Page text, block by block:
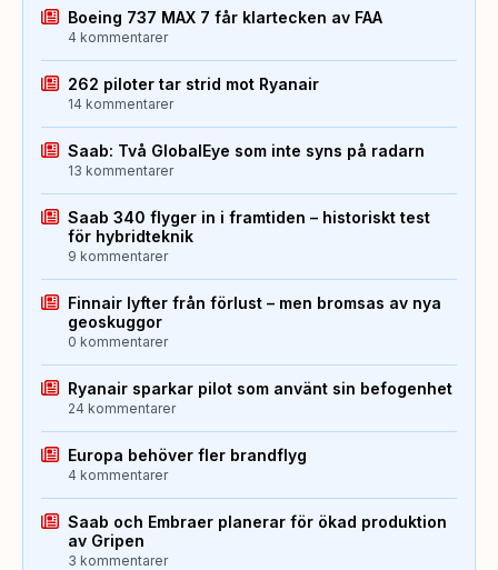
Boeing 737 MAX 7 får klartecken av FAA
4 kommentarer
262 piloter tar strid mot Ryanair
14 kommentarer
Saab: Två GlobalEye som inte syns på radarn
13 kommentarer
Saab 340 flyger in i framtiden – historiskt test
för hybridteknik
9 kommentarer
Finnair lyfter från förlust – men bromsas av nya
geoskuggor
0 kommentarer
Ryanair sparkar pilot som använt sin befogenhet
24 kommentarer
Europa behöver fler brandflyg
4 kommentarer
Saab och Embraer planerar för ökad produktion
av Gripen
3 kommentarer